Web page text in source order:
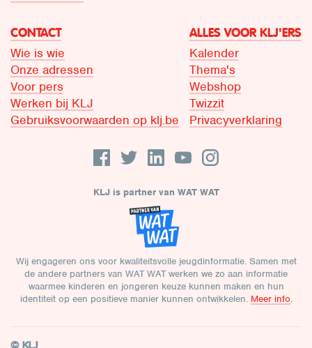
CONTACT
Wie is wie
Onze adressen
Voor pers
Werken bij KLJ
Gebruiksvoorwaarden op klj.be
ALLES VOOR KLJ'ERS
Kalender
Thema's
Webshop
Twizzit
Privacyverklaring
KLJ is partner van WAT WAT
Wij engageren ons voor kwaliteitsvolle jeugdinformatie. Samen met
de andere partners van WAT WAT werken we zo aan informatie
waarmee kinderen en jongeren keuze kunnen maken en hun
identiteit op een positieve manier kunnen ontwikkelen. Meer info.
© KLJ